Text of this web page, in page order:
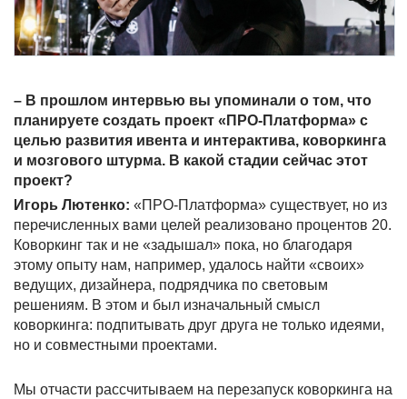
– В прошлом интервью вы упоминали о том, что
планируете создать проект «ПРО-Платформа» с
целью развития ивента и интерактива, коворкинга
и мозгового штурма. В какой стадии сейчас этот
проект?
Игорь Лютенко: «ПРО-Платформа» существует, но из
перечисленных вами целей реализовано процентов 20.
Коворкинг так и не «задышал» пока, но благодаря
этому опыту нам, например, удалось найти «своих»
ведущих, дизайнера, подрядчика по световым
решениям. В этом и был изначальный смысл
коворкинга: подпитывать друг друга не только идеями,
но и совместными проектами.
Мы отчасти рассчитываем на перезапуск коворкинга на